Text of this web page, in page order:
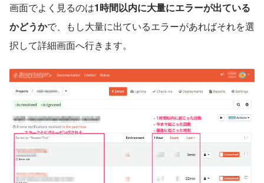
画面でよく見るのは1時間以内に大量にエラーが出ている
かどうかで、もし大量に出ているエラーがあればそれを選
択して詳細画面へ行きます。